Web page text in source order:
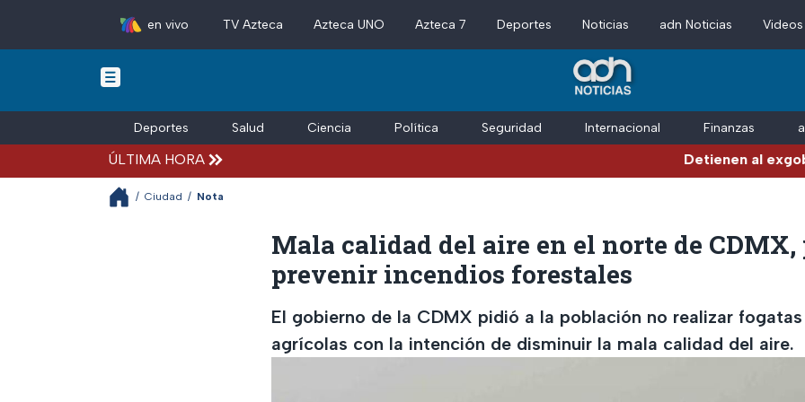
en vivo TV Azteca Azteca UNO Azteca 7 Deportes Noticias adn Noticias Videos
Deportes Salud Ciencia Política Seguridad Internacional Finanzas
ÚLTIMA HORA
Detienen al
/ Ciudad / Nota
Mala calidad del aire en el norte de CDMX,
prevenir incendios forestales
El gobierno de la CDMX pidió a la población no realizar
agrícolas con la intención de disminuir la mala calidad del aire.